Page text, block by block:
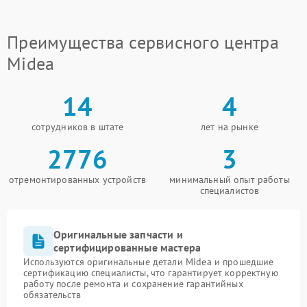
Преимущества сервисного центра
Midea
14
сотрудников в штате
4
лет на рынке
2776
отремонтированных устройств
3
минимальный опыт работы
специалистов
Оригинальные запчасти и
сертифицированные мастера
Используются оригинальные детали Midea и прошедшие
сертификацию специалисты, что гарантирует корректную
работу после ремонта и сохранение гарантийных
обязательств